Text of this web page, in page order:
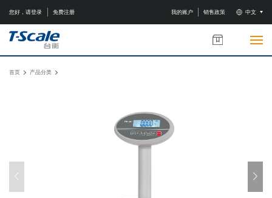
您好，请登录 免费注册 我的账户 销售政策 中文
首页 产品分类